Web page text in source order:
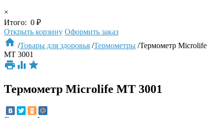
×
Итого: 0 ₽
Открыть корзину Оформить заказ
 /Товары для здоровья /Термометры /Термометр Microlife
MT 3001
  
Термометр Microlife MT 3001